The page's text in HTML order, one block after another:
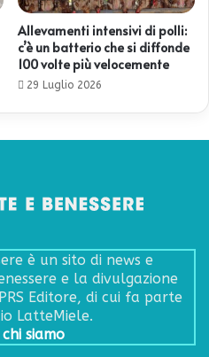
Allevamenti intensivi di polli:
c’è un batterio che si diffonde
100 volte più velocemente
29 Luglio 2026
è un sito di news e
e la divulgazione
Editore, di cui fa parte
LatteMiele.
siamo